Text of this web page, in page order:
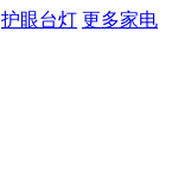
护眼台灯 更多家电